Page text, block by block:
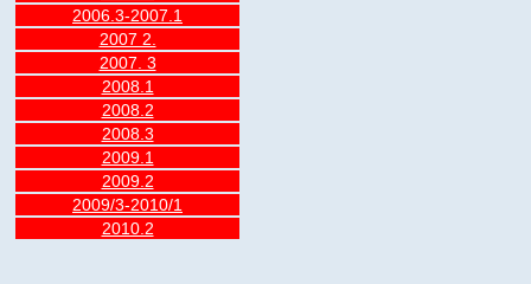
2006.3-2007.1
2007 2.
2007. 3
2008.1
2008.2
2008.3
2009.1
2009.2
2009/3-2010/1
2010.2